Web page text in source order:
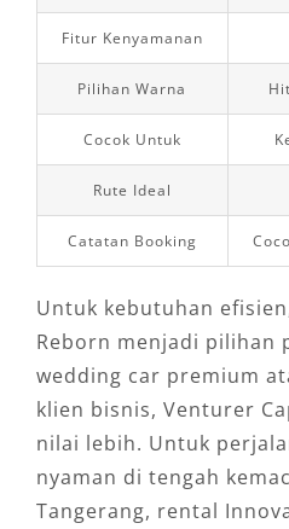
Fitur Kenyamanan
Pilihan Warna
Cocok Untuk
Rute Ideal
Catatan Booking
Untuk kebutuhan
Reborn menjadi pilihan
wedding car premium
klien bisnis, Venturer
nilai lebih. Untuk
nyaman di tengah
Tangerang, rental